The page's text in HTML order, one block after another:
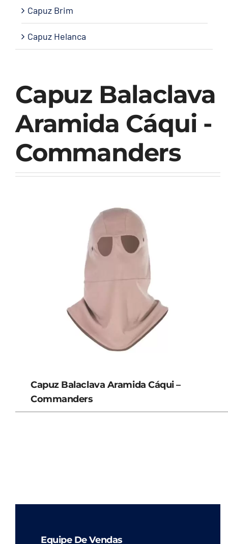
Capuz Balaclava
Aramida Cáqui -
Commanders
Capuz Balaclava Aramida Cáqui –
Commanders
Capuz Brim
Capuz Helanca
Equipe De Vendas